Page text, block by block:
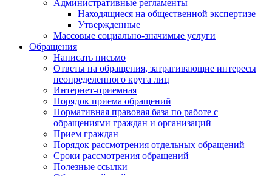
Административные регламенты
Находящиеся на общественной экспертизе
Утвержденные
Массовые социально-значимые услуги
Обращения
Написать письмо
Ответы на обращения, затрагивающие интересы
неопределенного круга лиц
Интернет-приемная
Порядок приема обращений
Нормативная правовая база по работе с
обращениями граждан и организаций
Прием граждан
Порядок рассмотрения отдельных обращений
Сроки рассмотрения обращений
Полезные ссылки